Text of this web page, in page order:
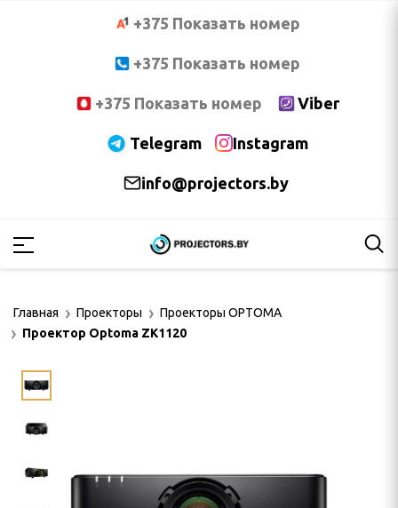
+375 Показать номер
+375 Показать номер
+375 Показать номер Viber
Telegram Instagram
info@projectors.by
Главная Проекторы
Проекторы OPTOMA
Проектор Optoma ZK1120